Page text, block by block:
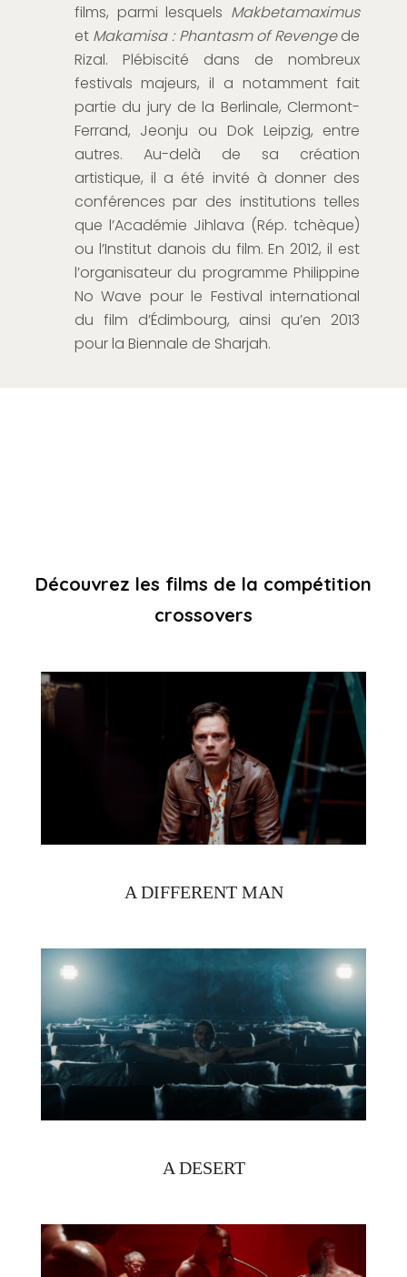
films, parmi lesquels Makbetamaximus
et Makamisa : Phantasm of Revengede
Rizal. Plébiscité dans de nombreux
festivals majeurs, il a notamment fait
partie du jury de la Berlinale, Clermont-
Ferrand, Jeonju ou Dok Leipzig, entre
autres. Au-delà de sa création
artistique, il a été invité à donner des
conférences par des institutions telles
que l’Académie Jihlava (Rép. tchèque)
ou l’Institut danois du film. En 2012, il est
l’organisateur du programme Philippine
No Wave pour le Festival international
du film d’Édimbourg, ainsi qu’en 2013
pour la Biennale de Sharjah.
Découvrez les films de la compétition
crossovers
A DIFFERENT MAN
A DESERT